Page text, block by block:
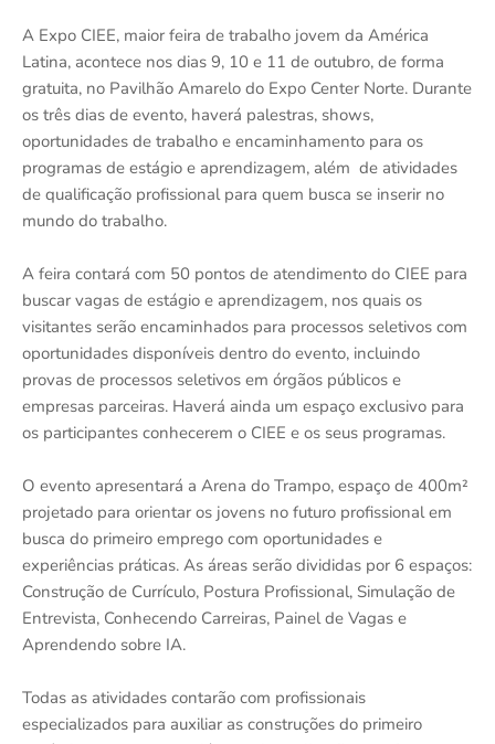
A Expo CIEE, maior feira de trabalho jovem da América
Latina, acontece nos dias 9, 10 e 11 de outubro, de forma
gratuita, no Pavilhão Amarelo do Expo Center Norte. Durante
os três dias de evento, haverá palestras, shows,
oportunidades de trabalho e encaminhamento para os
programas de estágio e aprendizagem, além de atividades
de qualificação profissional para quem busca se inserir no
mundo do trabalho.
A feira contará com 50 pontos de atendimento do CIEE para
buscar vagas de estágio e aprendizagem, nos quais os
visitantes serão encaminhados para processos seletivos com
oportunidades disponíveis dentro do evento, incluindo
provas de processos seletivos em órgãos públicos e
empresas parceiras. Haverá ainda um espaço exclusivo para
os participantes conhecerem o CIEE e os seus programas.
O evento apresentará a Arena do Trampo, espaço de 400m²
projetado para orientar os jovens no futuro profissional em
busca do primeiro emprego com oportunidades e
experiências práticas. As áreas serão divididas por 6 espaços:
Construção de Currículo, Postura Profissional, Simulação de
Entrevista, Conhecendo Carreiras, Painel de Vagas e
Aprendendo sobre IA.
Todas as atividades contarão com profissionais
especializados para auxiliar as construções do primeiro